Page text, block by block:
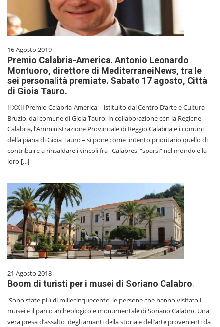
16 Agosto 2019
Premio Calabria-America. Antonio Leonardo
Montuoro, direttore di MediterraneiNews, tra le
sei personalità premiate. Sabato 17 agosto, Città
di Gioia Tauro.
Il XXII Premio Calabria-America – istituito dal Centro D’arte e Cultura
Bruzio, dal comune di Gioia Tauro, in collaborazione con la Regione
Calabria, l’Amministrazione Provinciale di Reggio Calabria e i comuni
della piana di Gioia Tauro – si pone come intento prioritario quello di
contribuire a rinsaldare i vincoli fra i Calabresi “sparsi” nel mondo e la
loro […]
21 Agosto 2018
Boom di turisti per i musei di Soriano Calabro.
Sono state più di millecinquecento le persone che hanno visitato i
musei e il parco archeologico e monumentale di Soriano Calabro. Una
vera presa d’assalto degli amanti della storia e dell’arte provenienti da